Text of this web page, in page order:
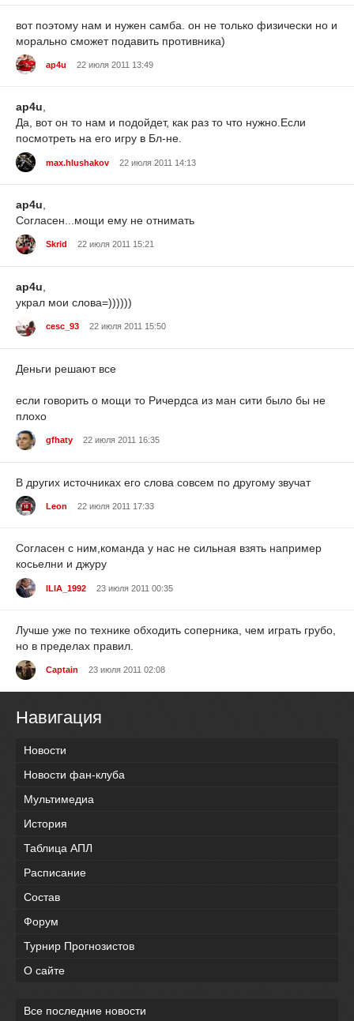
вот поэтому нам и нужен самба. он не только физически но и
морально сможет подавить противника)
ap4u 22 июля 2011 13:49
ap4u,
Да, вот он то нам и подойдет, как раз то что нужно.Если
посмотреть на его игру в Бл-не.
max.hlushakov 22 июля 2011 14:13
ap4u,
Согласен...мощи ему не отнимать
Skrid 22 июля 2011 15:21
ap4u
украл мои слова=))))))
cesc_93 22 июля 2011 15:50
Деньги решают все
если говорить о мощи то Ричердса из ман сити было бы не
плохо
gfhaty 22 июля 2011 16:35
В других источниках его слова совсем по другому звучат
Leon 22 июля 2011 17:33
Согласен с ним,команда у нас не сильная взять например
косьелни и джуру
ILIA_1992 23 июля 2011 00:35
Лучше уже по технике обходить соперника, чем играть грубо,
но в пределах правил.
Captain 23 июля 2011 02:08
Навигация
Новости
Новости фан-клуба
Мультимедиа
История
Таблица АПЛ
Расписание
Состав
Форум
Турнир Прогнозистов
О сайте
Все последние новости